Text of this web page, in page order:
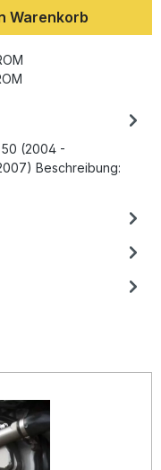
gewünschten
Warenkorb
(2004 -
Beschreibung: